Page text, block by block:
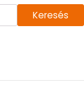
Keresés